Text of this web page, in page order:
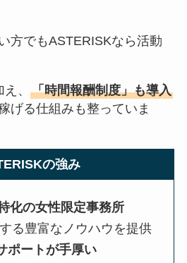
方でもASTERISKなら活動
、 「時間報酬制度」も導入
げる仕組みも整っていま
の強み
化の女性限定事務所
る豊富なノウハウを提供
ポートが手厚い